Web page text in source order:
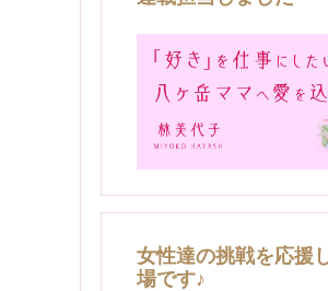
女性達の挑戦を応援
場です♪